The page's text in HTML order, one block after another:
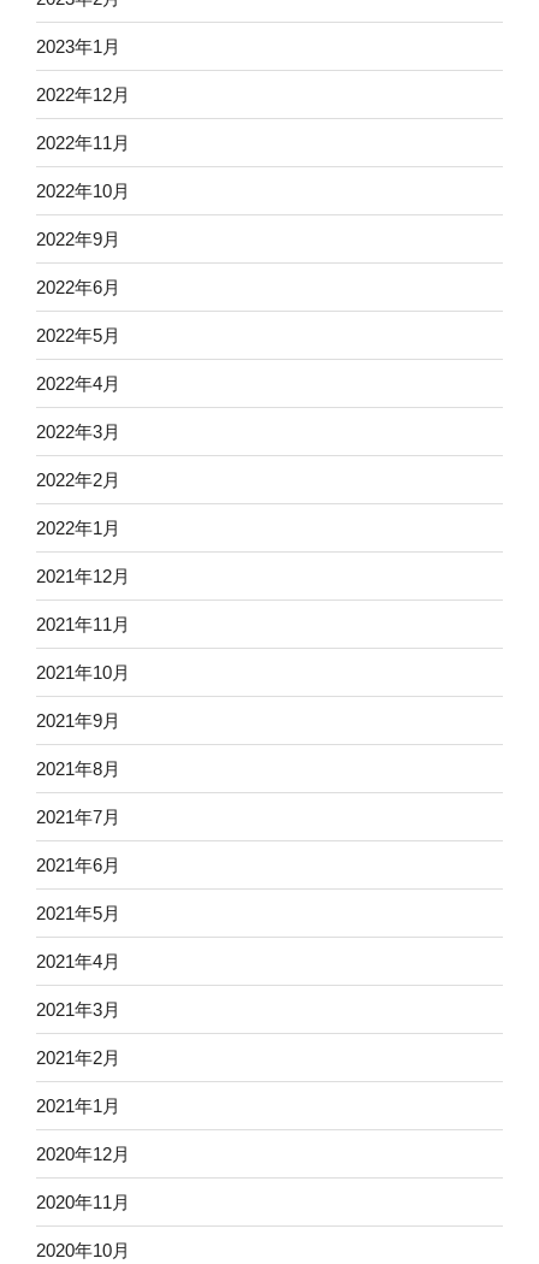
2023年1月
2022年12月
2022年11月
2022年10月
2022年9月
2022年6月
2022年5月
2022年4月
2022年3月
2022年2月
2022年1月
2021年12月
2021年11月
2021年10月
2021年9月
2021年8月
2021年7月
2021年6月
2021年5月
2021年4月
2021年3月
2021年2月
2021年1月
2020年12月
2020年11月
2020年10月